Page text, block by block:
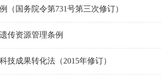
（国务院令第731号第三次修订）
传资源管理条例
技成果转化法（2015年修订）